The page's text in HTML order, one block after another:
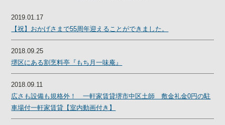
2019.01.17
【祝】おかげさまで55周年迎えることができました。
2018.09.25
堺区にある割烹料亭『もち月一味庵』
2018.09.11
広さも設備も規格外！ 一軒家賃貸堺市中区土師 敷金礼金0円の駐
車場付一軒家賃貸【室内動画付き】